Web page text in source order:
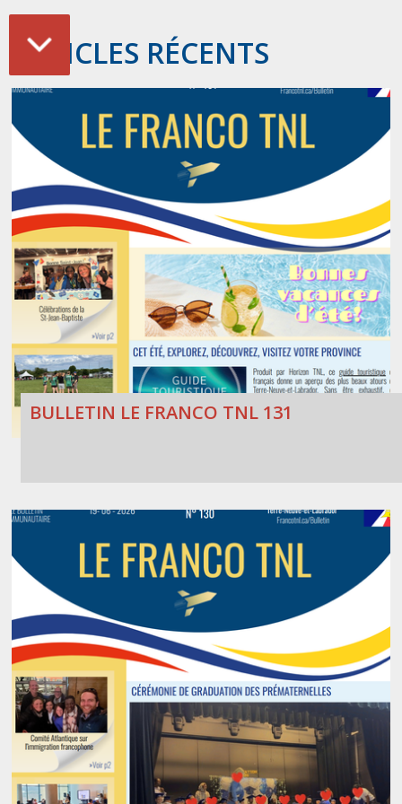
ARTICLES RÉCENTS
BULLETIN LE FRANCO TNL 131